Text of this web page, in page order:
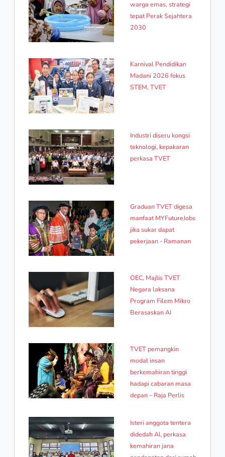
warga emas, strategi
tepat Perak Sejahtera
2030
Karnival Pendidikan
Madani 2026 fokus
STEM, TVET
Industri diseru kongsi
teknologi, kepakaran
perkasa TVET
Graduan TVET digesa
manfaat MYFutureJobs
jika sukar dapat
pekerjaan - Ramanan
OEC, Majlis TVET
Negara laksana
Program Filem Mikro
Berasaskan AI
TVET pemangkin
modal insan
berkemahiran tinggi
hadapi cabaran masa
depan – Raja Perlis
Isteri anggota tentera
didedah AI, perkasa
kemahiran jana